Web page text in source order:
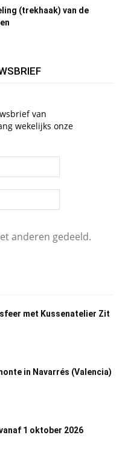
(trekhaak) van de
van
wekelijks onze
anderen gedeeld.
met Kussenatelier Zit
in Navarrés (Valencia)
1 oktober 2026